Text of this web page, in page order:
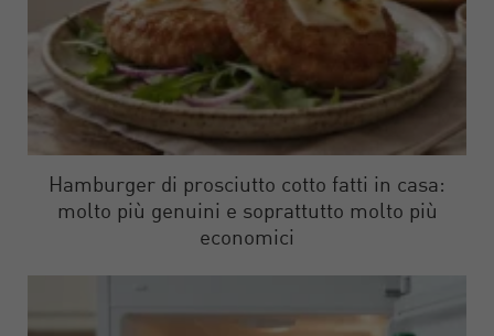
Hamburger di prosciutto cotto fatti in casa:
molto più genuini e soprattutto molto più
economici